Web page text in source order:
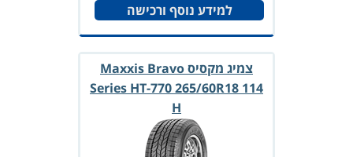
למידע נוסף ורכישה
צמיג מקסיס Maxxis Bravo
Series HT-770 265/60R18 114